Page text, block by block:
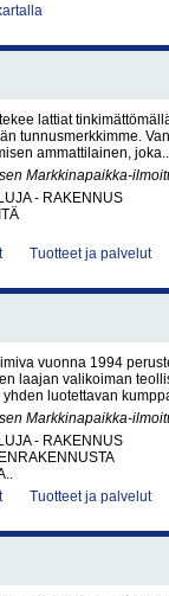
lattiat
tunnusmerkkimme.
ammattilainen, joka..
Markkinapaikka-
- RAKENNUS
Tuotteet ja palvelut
vuonna 1994
laajan valikoiman
luotettavan
Markkinapaikka-
- RAKENNUS
Tuotteet ja palvelut